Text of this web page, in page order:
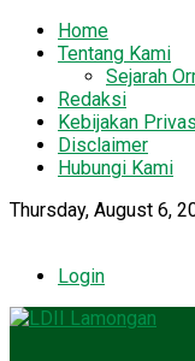
Home
Tentang Kami
Sejarah
Redaksi
Kebijakan
Disclaimer
Hubungi Kami
Thursday, August 6,
Login